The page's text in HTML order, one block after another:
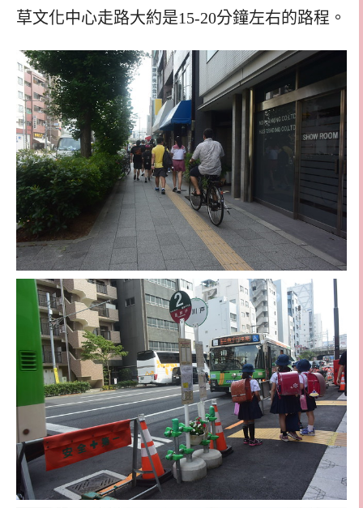
草文化中心走路大約是15-20分鐘左右的路程。